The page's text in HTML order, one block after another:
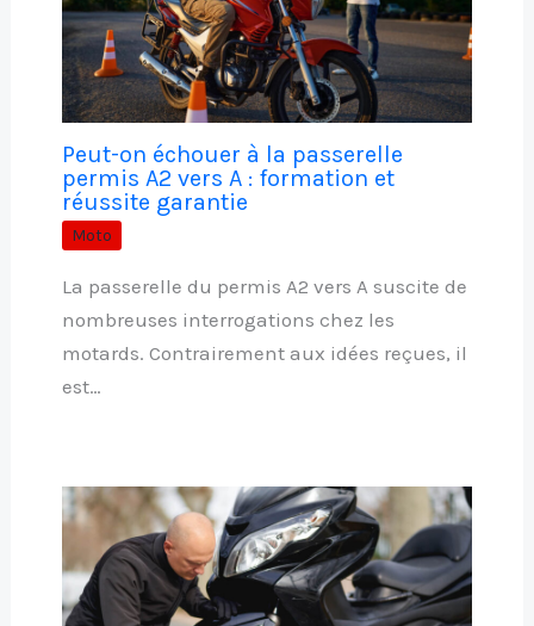
Peut-on échouer à la passerelle
permis A2 vers A : formation et
réussite garantie
Moto
La passerelle du permis A2 vers A suscite de
nombreuses interrogations chez les
motards. Contrairement aux idées reçues, il
est…